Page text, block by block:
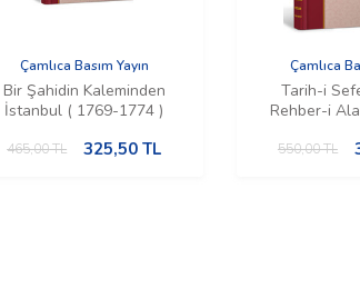
Çamlıca Basım Yayın
Bir Şahidin Kaleminden
İstanbul ( 1769-1774 )
465,00TL 325,50 TL
Çamlıca
Tarih-i
Rehber-i
550,00TL